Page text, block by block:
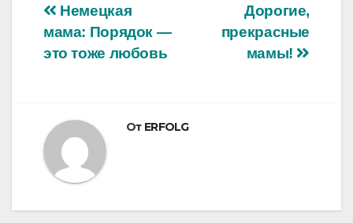
Навигация
по
Дорогие,
прекрасные
мамы!
Немецкая
мама: Порядок —
это тоже любовь
От ERFOLG